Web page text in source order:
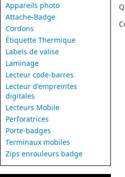
Appareils photo
Attache-Badge
Cordons
Étiquette Thermique
Labels de valise
Laminage
Lecteur code-barres
Lecteur d'empreintes
digitales
Lecteurs Mobile
Perforatrices
Porte-badges
Terminaux mobiles
Zips enrouleurs badge